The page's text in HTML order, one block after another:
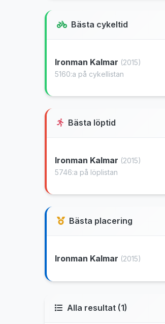
Bästa cykeltid
Ironman Kalmar (2015)
5160:a på cykellistan
Bästa löptid
Ironman Kalmar (2015)
5746:a på löplistan
Bästa placering
Ironman Kalmar (2015)
Alla resultat (1)